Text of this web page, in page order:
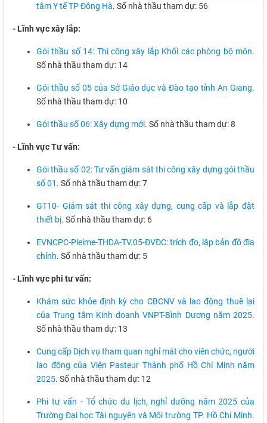
tâm Y tế TP Đông Hà. Số nhà thầu tham dự: 56
- Lĩnh vực xây lắp:
Gói thầu số 14: Thi công xây lắp Khối các phòng bộ môn.
Số nhà thầu tham dự: 14
Gói thầu số 05 của Sở Giáo dục và Đào tạo tỉnh An Giang.
Số nhà thầu tham dự: 10
Gói thầu số 06: Xây dựng mới. Số nhà thầu tham dự: 8
- Lĩnh vực Tư vấn:
Gói thầu số 02: Tư vấn giám sát thi công xây dựng gói thầu
số 01 . Số nhà thầu tham dự: 7
GT10- Giám sát thi công xây dựng, cung cấp và lắp đặt
thiết bị. Số nhà thầu tham dự: 6
EVNCPC-Pleime-THDA-TV.05-ĐVĐC: trích đo, lập bản đồ địa
chính. Số nhà thầu tham dự: 5
- Lĩnh vực phi tư vấn:
Khám sức khỏe định kỳ cho CBCNV và lao động thuê lại
của Trung tâm Kinh doanh VNPT-Bình Dương năm 2025.
Số nhà thầu tham dự: 13
Cung cấp Dịch vụ tham quan nghỉ mát cho viên chức, người
lao động của Viện Pasteur Thành phố Hồ Chí Minh năm
2025. Số nhà thầu tham dự: 12
Phi tư vấn - Tổ chức du lịch, nghỉ dưỡng năm 2025 của
Trường Đại học Tài nguyên và Môi trường TP. Hồ Chí Minh.